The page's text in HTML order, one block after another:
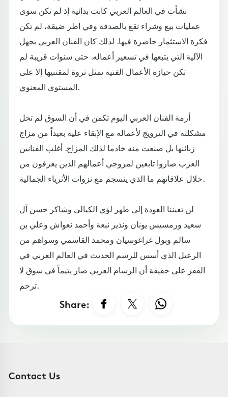
نشأت في العالم العربي كانت بدائية إذ لم تكن سوى
عمليات بيع وشراء تقع بالصدفة وفي اطر ضيقة، لم تكن
فكرة الاستثمار حاضرة فيها. لذلك كان الفنان العربي يجهل
الآلية التي يتبعها في تسعير أعماله. حتى سنوات قريبة لم
تكن حيازة الأعمال الفنية تمثل ثروة لمقتنيها إلا على
المستوى المعنوي.
أزمة الفنان العربي اليوم تكمن في أن السوق لم تحل
مشكلته في الترويج لأعماله مع الإبقاء عليه بعيداً من مزاج
زبائنها بل صنعت منه خادما لذلك المزاج. أغلب الفنانين
العرب صاروا تابعين لمروجي أعمالهم الذين يعرفون من
خلال علاقاتهم ما الذي ينسجم مع نزوات الأثرياء الجمالية.
لن تعيننا العودة إلى طهر لؤي الكيالي وشاكر حسن آل
سعيد ورمسيس يونان ونذير نبعة وأحمد نعواش وعلي بن
سالم وبول غراغوسيان ومحمد القاسمي وسواهم من
الرعيل الذي أسس للرسم الحديث في العالم العربي في
القفز على حقيقة أن الرسام العربي صار يتيماً في سوق لا
ترحم.
Share:
Contact Us